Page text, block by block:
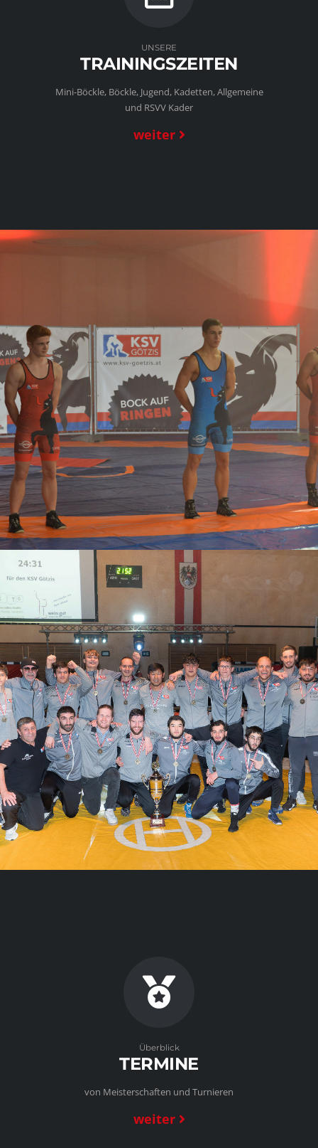
UNSERE
TRAININGSZEITEN
Mini-Böckle, Böckle, Jugend, Kadetten, Allgemeine
und RSVV Kader
weiter
Überblick
TERMINE
von Meisterschaften und Turnieren
weiter